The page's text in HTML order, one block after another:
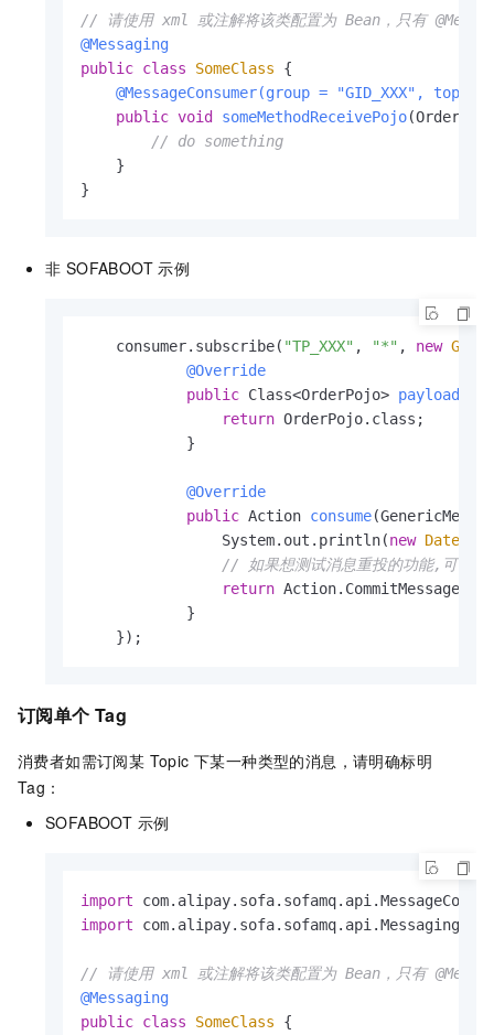
// 请使用 xml 或注解将该类配置为 Bean，只有
@Messaging
public class SomeClass {
@MessageConsumer(group = "GID_XXX",
public void someMethodReceivePojo
// do something
    }
}
非 SOFABOOT 示例
    consumer.subscribe(
"TP_XXX" , "*" , new
@Override
public Class<OrderPojo>
return OrderPojo.class;
            }
@Override
public Action consume
                System.out.println(
new Date
// 如果想测试消息重投的功能,可以
return Action.CommitMessage;
            }
    });
订阅单个 Tag
消费者如需订阅某 Topic 下某一种类型的消息，请明确标明
Tag：
SOFABOOT 示例
import
import com.alipay.sofa.sofamq.api.Messaging;
// 请使用 xml 或注解将该类配置为 Bean，只有
@Messaging
public class SomeClass {